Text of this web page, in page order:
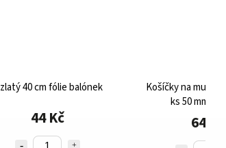
Z zlatý 40 cm fólie balónek
44 Kč
Košíčky na
ks 50 mm x
64 Kč